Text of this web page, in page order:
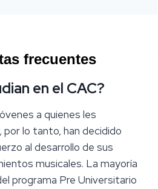
frecuentes
en el CAC?
a quienes les
por lo tanto, han decidido
al desarrollo de sus
musicales. La mayoría
programa Pre Universitario